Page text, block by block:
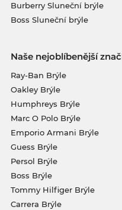
Burberry Sluneční brýle
Boss Sluneční brýle
Naše nejoblíbenější
Ray-Ban Brýle
Oakley Brýle
Humphreys Brýle
Marc O Polo Brýle
Emporio Armani Brýle
Guess Brýle
Persol Brýle
Boss Brýle
Tommy Hilfiger Brýle
Carrera Brýle